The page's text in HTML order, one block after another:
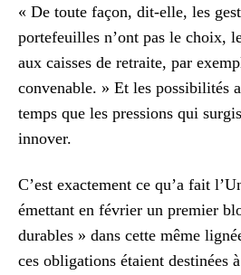
« De toute façon, dit-elle, les
portefeuilles n’ont pas le choix,
aux caisses de retraite, par
convenable. » Et les possibilités
temps que les pressions qui
innover.
C’est exactement ce qu’a fait
émettant en février un premier
durables » dans cette même
ces obligations étaient destinées